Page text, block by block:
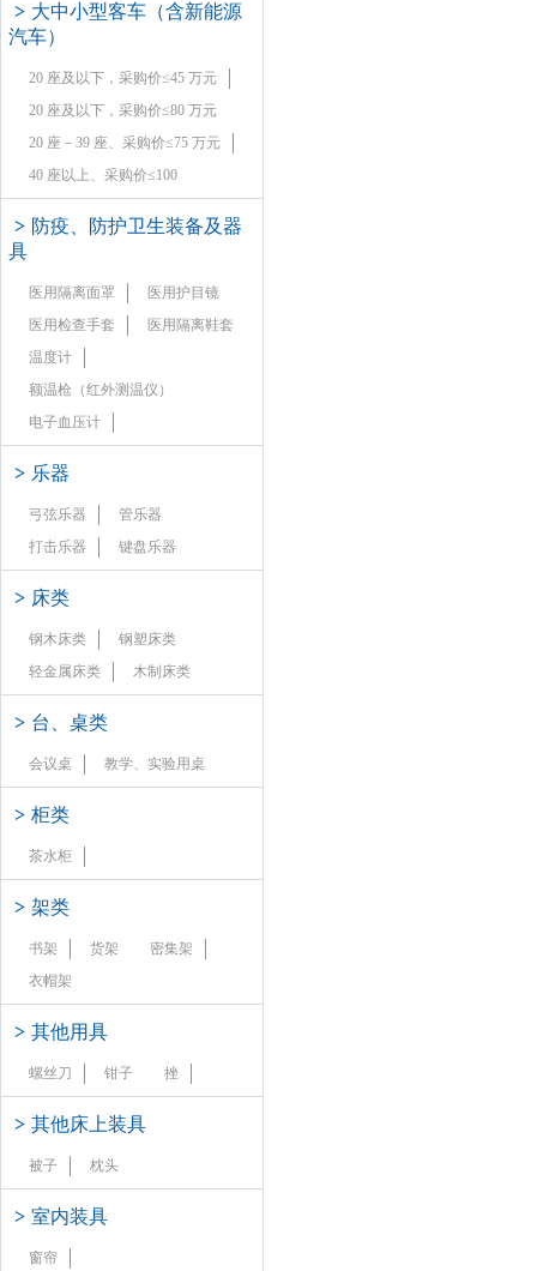
> 大中小型客车（含新能源
汽车）
20 座及以下，采购价≤45 万元
20 座及以下，采购价≤80 万元
20 座－39 座、采购价≤75 万元
40 座以上、采购价≤100
> 防疫、防护卫生装备及器
具
医用隔离面罩
医用护目镜
医用检查手套
医用隔离鞋套
温度计
额温枪（红外测温仪）
电子血压计
> 乐器
弓弦乐器
管乐器
打击乐器
键盘乐器
> 床类
钢木床类
钢塑床类
轻金属床类
木制床类
> 台、桌类
会议桌 教学、实验用桌
> 柜类
茶水柜
> 架类
书架 货架
密集架
衣帽架
> 其他用具
螺丝刀 钳子 挫
> 其他床上装具
被子 枕头
> 室内装具
窗帘